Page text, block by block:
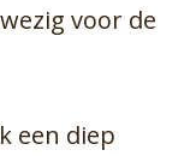
voor de
een diep